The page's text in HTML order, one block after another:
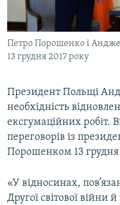
СВІДЧЕННЯ ОКУПАЦІЇ
УКРАЇНСЬКА ПРОБЛЕМА
ІНФОГРАФІКА
Qırımtatar
ДОЛУЧАЙСЯ!
Усі сайти RFE/RL
Петро Порошенко і
13 грудня 2017 року
Президент Польщі
необхідність
ексгумаційних робіт.
переговорів із
Порошенком 13 грудня
«У відносинах,
Другої світової війни